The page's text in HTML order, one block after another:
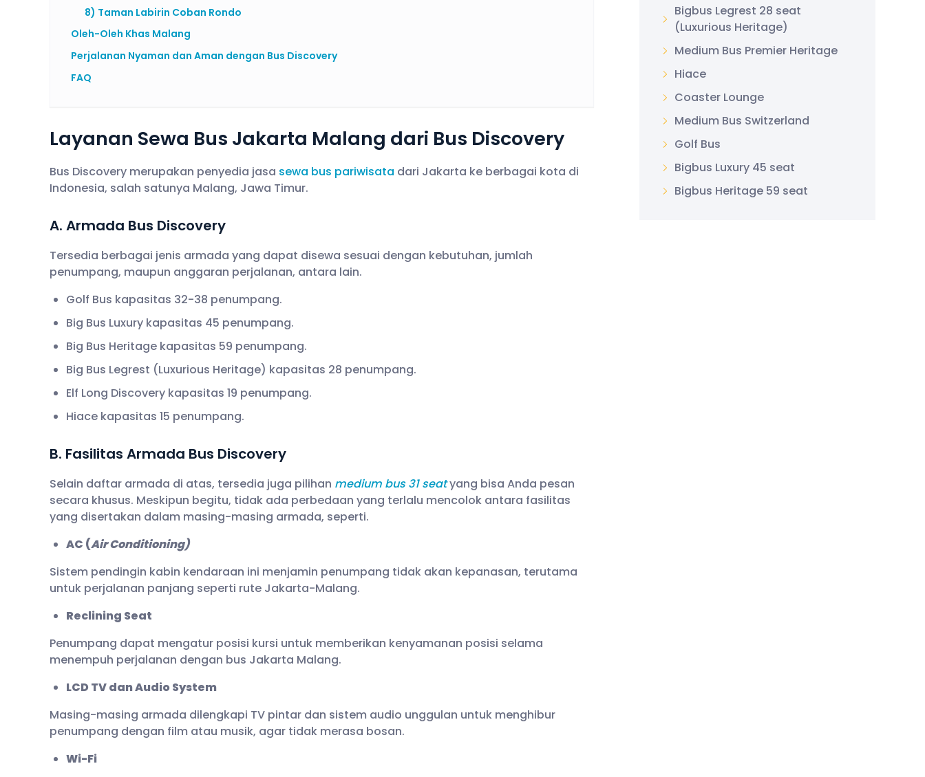
8) Taman Labirin Coban Rondo
Oleh-Oleh Khas Malang
Perjalanan Nyaman dan Aman dengan Bus Discovery
FAQ
Layanan Sewa Bus Jakarta Malang dari Bus Discovery
Bus Discovery merupakan penyedia jasa sewa bus pariwisata dari Jakarta ke berbagai kota di
Indonesia, salah satunya Malang, Jawa Timur.
A. Armada Bus Discovery
Tersedia berbagai jenis armada yang dapat disewa sesuai dengan kebutuhan, jumlah
penumpang, maupun anggaran perjalanan, antara lain.
Golf Bus kapasitas 32-38 penumpang.
Big Bus Luxury kapasitas 45 penumpang.
Big Bus Heritage kapasitas 59 penumpang.
Big Bus Legrest (Luxurious Heritage) kapasitas 28 penumpang.
Elf Long Discovery kapasitas 19 penumpang.
Hiace kapasitas 15 penumpang.
B. Fasilitas Armada Bus Discovery
Selain daftar armada di atas, tersedia juga pilihan medium bus 31 seatyang bisa Anda pesan
secara khusus. Meskipun begitu, tidak ada perbedaan yang terlalu mencolok antara fasilitas
yang disertakan dalam masing-masing armada, seperti.
AC (Air Conditioning)
Sistem pendingin kabin kendaraan ini menjamin penumpang tidak akan kepanasan, terutama
untuk perjalanan panjang seperti rute Jakarta-Malang.
Reclining Seat
Penumpang dapat mengatur posisi kursi untuk memberikan kenyamanan posisi selama
menempuh perjalanan dengan bus Jakarta Malang.
LCD TV dan Audio System
Masing-masing armada dilengkapi TV pintar dan sistem audio unggulan untuk menghibur
penumpang dengan film atau musik, agar tidak merasa bosan.
Wi-Fi
Bigbus Legrest 28 seat
(Luxurious Heritage)
Medium Bus Premier Heritage
Hiace
Coaster Lounge
Medium Bus Switzerland
Golf Bus
Bigbus Luxury 45 seat
Bigbus Heritage 59 seat